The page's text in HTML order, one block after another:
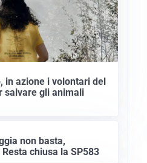
in azione i volontari del
salvare gli animali
non basta,
chiusa la SP583